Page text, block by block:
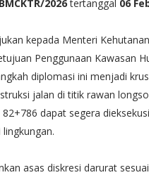
2026tertanggal 06
kepada Menteri
Penggunaan Kawasan
diplomasi ini menjadi
jalan di titik rawan
dapat segera
asas diskresi darurat